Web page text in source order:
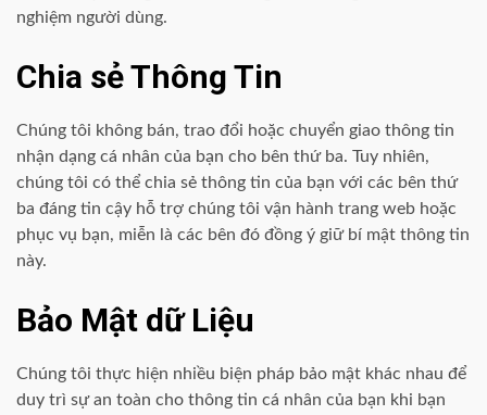
nghiệm người dùng.
Chia sẻ Thông Tin
Chúng tôi không bán, trao đổi hoặc chuyển giao thông tin
nhận dạng cá nhân của bạn cho bên thứ ba. Tuy nhiên,
chúng tôi có thể chia sẻ thông tin của bạn với các bên thứ
ba đáng tin cậy hỗ trợ chúng tôi vận hành trang web hoặc
phục vụ bạn, miễn là các bên đó đồng ý giữ bí mật thông tin
này.
Bảo Mật dữ Liệu
Chúng tôi thực hiện nhiều biện pháp bảo mật khác nhau để
duy trì sự an toàn cho thông tin cá nhân của bạn khi bạn